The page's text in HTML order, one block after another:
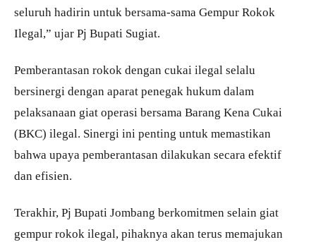
seluruh hadirin untuk bersama-sama Gempur Rokok
Ilegal,” ujar Pj Bupati Sugiat.
Pemberantasan rokok dengan cukai ilegal selalu
bersinergi dengan aparat penegak hukum dalam
pelaksanaan giat operasi bersama Barang Kena Cukai
(BKC) ilegal. Sinergi ini penting untuk memastikan
bahwa upaya pemberantasan dilakukan secara efektif
dan efisien.
Terakhir, Pj Bupati Jombang berkomitmen selain giat
gempur rokok ilegal, pihaknya akan terus memajukan